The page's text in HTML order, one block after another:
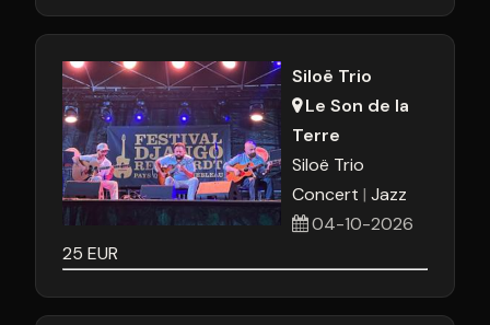
Siloë Trio
Le Son de la
Terre
Siloë Trio
Concert Jazz
04-10-2026
25 EUR